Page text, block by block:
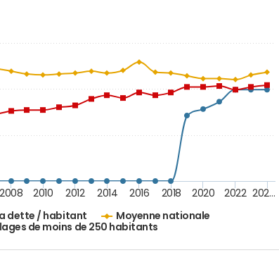
dette / habitant
Moyenne nationale
de moins de 250 habitants
2008 2010 2012 2014 2016 2018 2020 2022 202…